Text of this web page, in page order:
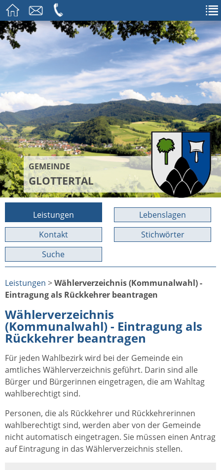
GEMEINDE
GLOTTERTAL
Leistungen
Lebenslagen
Kontakt
Stichwörter
Suche
Leistungen >Wählerverzeichnis (Kommunalwahl) -
Eintragung als Rückkehrer beantragen
Wählerverzeichnis
(Kommunalwahl) - Eintragung als
Rückkehrer beantragen
Für jeden Wahlbezirk wird bei der Gemeinde ein
amtliches Wählerverzeichnis geführt. Darin sind alle
Bürger und Bürgerinnen eingetragen, die am Wahltag
wahlberechtigt sind.
Personen, die als Rückkehrer und Rückkehrerinnen
wahlberechtigt sind, werden aber von der Gemeinde
nicht automatisch eingetragen. Sie müssen einen Antrag
auf Eintragung in das Wählerverzeichnis stellen.